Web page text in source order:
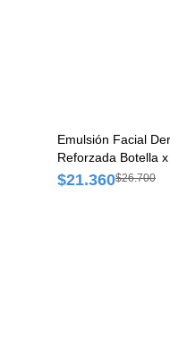
Emulsión Facial
Reforzada Botella
$21.360$26.700